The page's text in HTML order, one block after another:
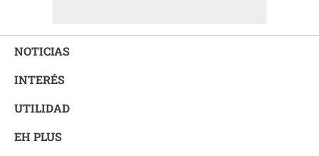
NOTICIAS
INTERÉS
UTILIDAD
EH PLUS